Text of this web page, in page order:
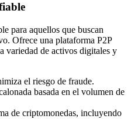
para aquellos que buscan
Ofrece una plataforma P2P
variedad de activos digitales y
el riesgo de fraude.
basada en el volumen de
de criptomonedas, incluyendo